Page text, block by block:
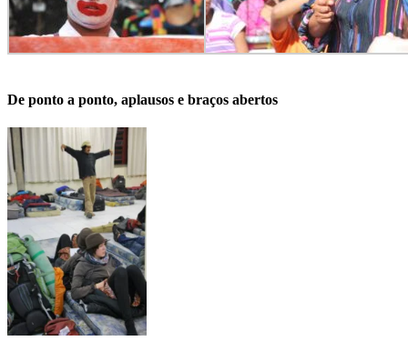
De ponto a ponto, aplausos e braços abertos